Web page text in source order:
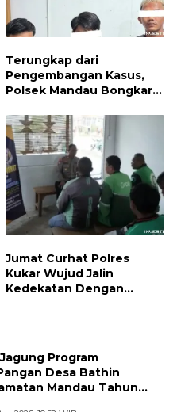
Terungkap dari
Pengembangan Kasus,
Polsek Mandau Bongkar
Ekstasi di Air Jamban,
Tiga Pelaku Diamankan
Jumat Curhat Polres
Kukar Wujud Jalin
Kedekatan Dengan
Program
Desa Bathin
Mandau Tahun